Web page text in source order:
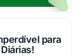
para